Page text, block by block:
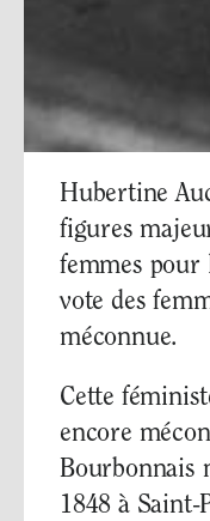
Hubertine
figures
femmes pour
vote des
méconnue.
Cette
encore
Bourbonnais
1848 à